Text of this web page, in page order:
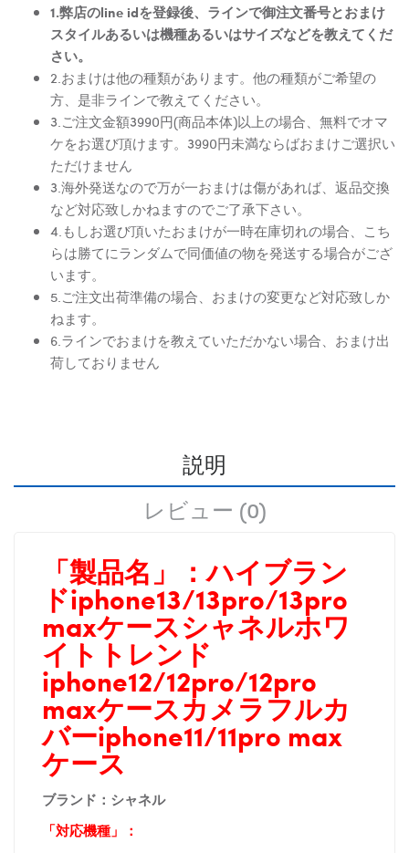
1.弊店のline idを登録後、ラインで御注文番号とおまけ
スタイルあるいは機種あるいはサイズなどを教えてくだ
さい。
2.おまけは他の種類があります。他の種類がご希望の
方、是非ラインで教えてください。
3.ご注文金額3990円(商品本体)以上の場合、無料でオマ
ケをお選び頂けます。3990円未満ならばおまけご選択い
ただけません
3.海外発送なので万が一おまけは傷があれば、返品交換
など対応致しかねますのでご了承下さい。
4.もしお選び頂いたおまけが一時在庫切れの場合、こち
らは勝てにランダムで同価値の物を発送する場合がござ
います。
5.ご注文出荷準備の場合、おまけの変更など対応致しか
ねます。
6.ラインでおまけを教えていただかない場合、おまけ出
荷しておりません
説明
レビュー (0)
「製品名」：ハイブラン
ドiphone13/13pro/13pro
maxケースシャネルホワ
イトトレンド
iphone12/12pro/12pro
maxケースカメラフルカ
バーiphone11/11pro max
ケース
ブランド：シャネル
「対応機種」：